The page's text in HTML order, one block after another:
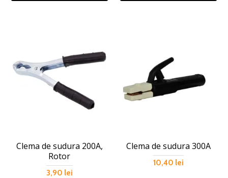
Clema de sudura 200A,
Rotor
3,90 lei
Clema de sudura 300A
10,40 lei